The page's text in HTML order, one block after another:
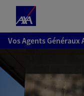
Vos Agents Généraux